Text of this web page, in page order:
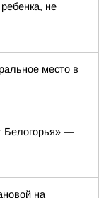
не
место в
Белогорья» —
на